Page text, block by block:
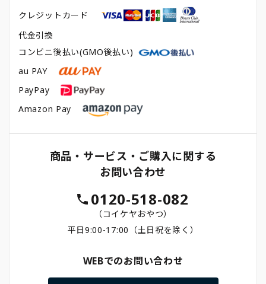
クレジットカード
代金引換
コンビニ後払い(GMO後払い)
au PAY
PayPay
Amazon Pay
商品・サービス・ご購入に関する
お問い合わせ
0120-518-082
（コイケヤおやつ）
平日9:00-17:00（土日祝を除く）
WEBでのお問い合わせ